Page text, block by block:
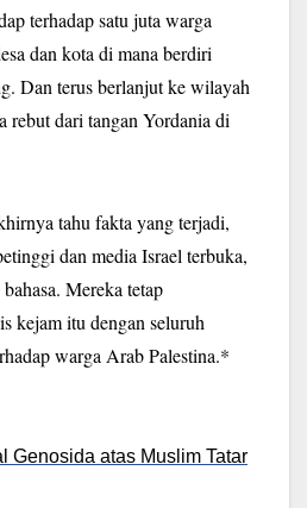
terhadap satu juta warga
dan kota di mana berdiri
Dan terus berlanjut ke wilayah
rebut dari tangan Yordania di
tahu fakta yang terjadi,
dan media Israel terbuka,
Mereka tetap
kejam itu dengan seluruh
warga Arab Palestina.*
Genosida atas Muslim Tatar